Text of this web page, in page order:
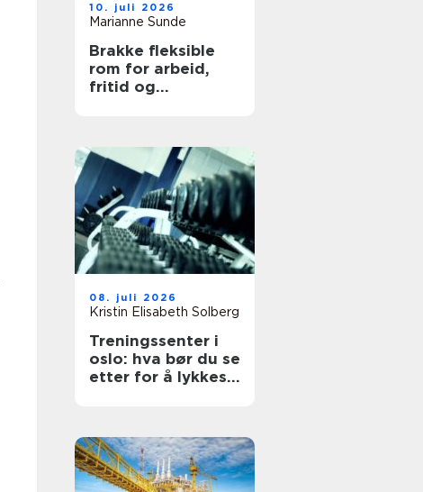
10. juli 2026
Marianne Sunde
Brakke fleksible
rom for arbeid,
fritid og
08. juli 2026
Kristin Elisabeth Solberg
Treningssenter i
oslo: hva bør du se
etter for å lykkes